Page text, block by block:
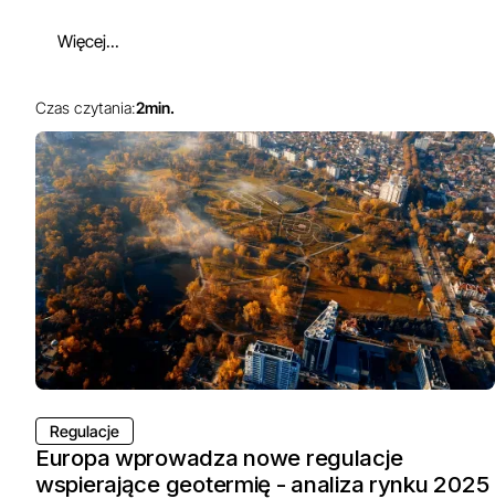
Więcej...
Czas czytania:2min.
Regulacje
Europa wprowadza nowe regulacje
wspierające geotermię - analiza rynku 2025